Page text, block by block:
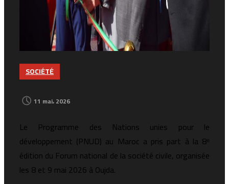
SOCIÉTÉ
11 mai، 2026
Le Programme des Nations unies pour le
développement (PNUD) au Maroc a pris part à la 8ᵉ
édition du Forum national de la société civile, organisée
les 8 et 9 mai 2026 à Oujda.